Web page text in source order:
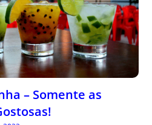
– Somente as